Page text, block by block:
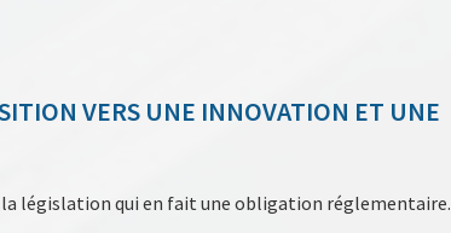
VERS UNE INNOVATION ET UNE
la législation qui en fait une obligation réglementaire.